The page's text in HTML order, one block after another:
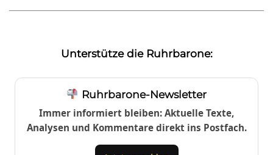
Unterstütze die Ruhrbarone:
Ruhrbarone-Newsletter
Immer informiert bleiben: Aktuelle Texte,
Analysen und Kommentare direkt ins Postfach.